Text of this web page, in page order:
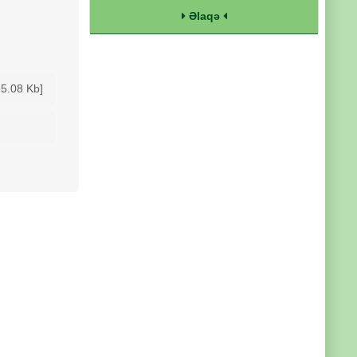
Kb]
Əlaqə